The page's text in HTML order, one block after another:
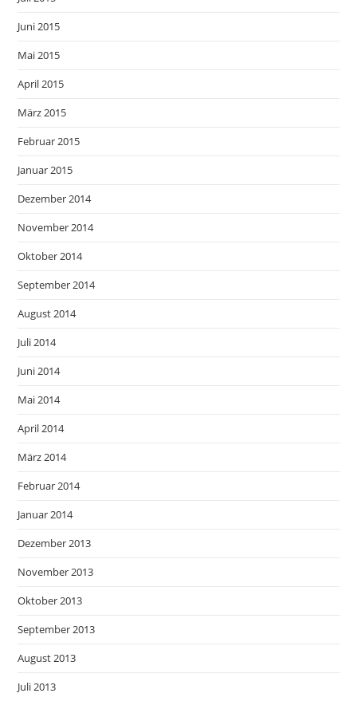
Juni 2015
Mai 2015
April 2015
März 2015
Februar 2015
Januar 2015
Dezember 2014
November 2014
Oktober 2014
September 2014
August 2014
Juli 2014
Juni 2014
Mai 2014
April 2014
März 2014
Februar 2014
Januar 2014
Dezember 2013
November 2013
Oktober 2013
September 2013
August 2013
Juli 2013